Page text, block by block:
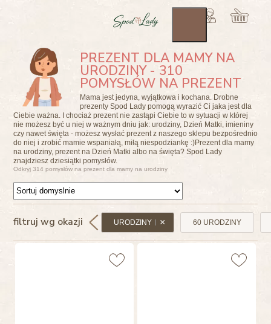
PREZENT DLA MAMY NA
URODZINY - 310
POMYSŁÓW NA PREZENT
Mama jest jedyna, wyjątkowa i kochana. Drobne
prezenty Spod Lady pomogą wyrazić Ci jaka jest dla
Ciebie ważna. I chociaż prezent nie zastąpi Ciebie to w sytuacji w której
nie możesz być u niej w ważnym dniu jak: urodziny, Dzień Matki, imieniny
czy nawet święta - możesz wysłać prezent z naszego sklepu bezpośrednio
do niej i zrobić mamie wspaniałą, miłą niespodziankę :)Prezent dla mamy
na urodziny, prezent na Dzień Matki albo na święta? Spod Lady
znajdziesz dziesiątki pomysłów.
Odkryj 314 pomysłów na prezent dla mamy na urodziny
filtruj wg okazji URODZINY 60 URODZINY